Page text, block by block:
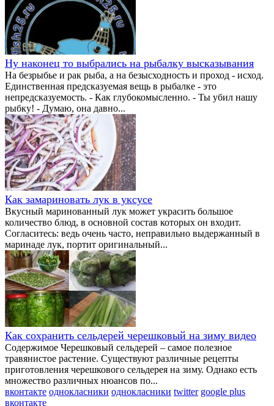
Ну наконец то выбрались на рыбалку высказывания
На безрыбье и рак рыба, а на безысходность и проход - исход.
Единственная предсказуемая вещь в рыбалке - это
непредсказуемость. - Как глубокомысленно. - Ты убил нашу
рыбку! - Думаю, она давно...
Как замариновать лук в уксусе
Вкусный маринованный лук может украсить большое
количество блюд, в основной состав которых он входит.
Согласитесь: ведь очень часто, неправильно выдержанный в
маринаде лук, портит оригинальный...
Как сохранить сельдерей черешковый на зиму видео
Содержимое Черешковый сельдерей – самое полезное
травянистое растение. Существуют различные рецепты
приготовления черешкового сельдерея на зиму. Однако есть
множество различных нюансов по...
вконтакте однокласники однокласники twitter google plus
вконтакте